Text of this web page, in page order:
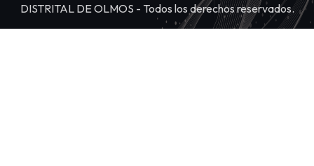
DISTRITAL DE OLMOS - Todos los derechos reservados.